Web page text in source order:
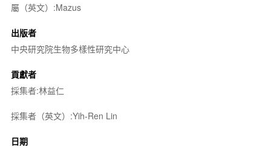
屬（英文）:Mazus
出版者
中央研究院生物多樣性研究中心
貢獻者
採集者:林益仁
採集者（英文）:Yih-Ren Lin
日期